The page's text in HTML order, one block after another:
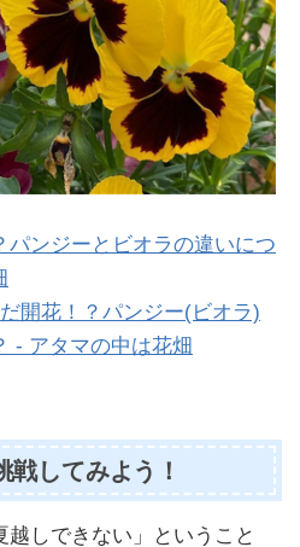
パンジーとビオラの違いにつ
開花！？パンジー(ビオラ)
- アタマの中は花畑
戦してみよう！
越しできない」ということ